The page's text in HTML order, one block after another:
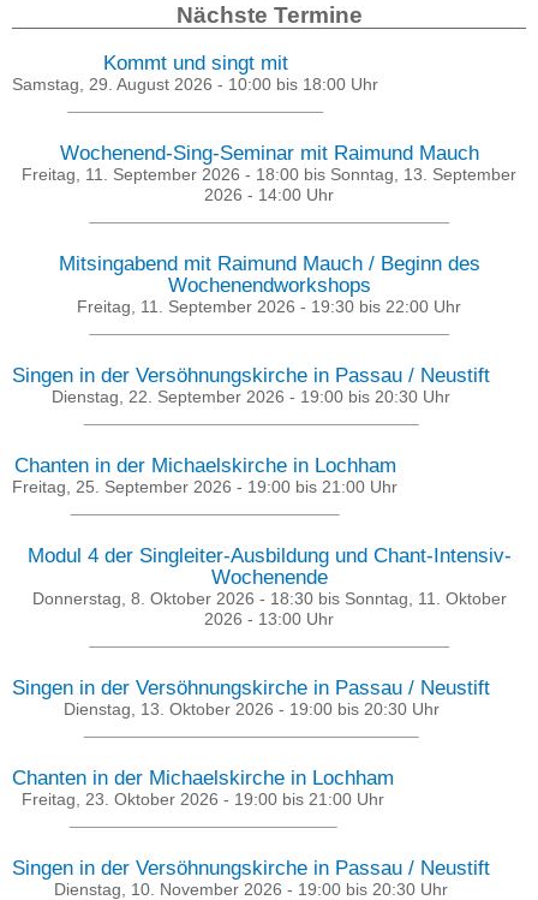
Nächste Termine
Kommt und singt mit
Samstag, 29. August 2026 - 10:00 bis 18:00 Uhr
Wochenend-Sing-Seminar mit Raimund Mauch
Freitag, 11. September 2026 - 18:00 bis Sonntag, 13. September
2026 - 14:00 Uhr
Mitsingabend mit Raimund Mauch / Beginn des
Wochenendworkshops
Freitag, 11. September 2026 - 19:30 bis 22:00 Uhr
Singen in der Versöhnungskirche in Passau / Neustift
Dienstag, 22. September 2026 - 19:00 bis 20:30 Uhr
Chanten in der Michaelskirche in Lochham
Freitag, 25. September 2026 - 19:00 bis 21:00 Uhr
Modul 4 der Singleiter-Ausbildung und Chant-Intensiv-
Wochenende
Donnerstag, 8. Oktober 2026 - 18:30bis Sonntag, 11. Oktober
2026 - 13:00 Uhr
Singen in der Versöhnungskirche in Passau / Neustift
Dienstag, 13. Oktober 2026 - 19:00bis 20:30Uhr
Chanten in der Michaelskirche in Lochham
Freitag, 23. Oktober 2026 - 19:00 bis 21:00 Uhr
Singen in der Versöhnungskirche in Passau / Neustift
Dienstag, 10. November 2026 - 19:00 bis 20:30 Uhr